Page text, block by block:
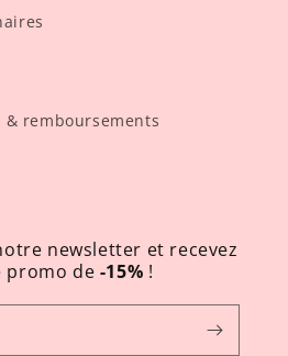
remboursements
newsletter et recevez
promo de -15% !